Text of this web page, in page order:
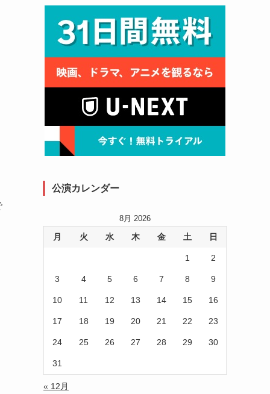
公演カレンダー
8月 2026
月 火 水 木 金 土 日
1 2
3 4 5 6 7 8 9
10 11 12 13 14 15 16
17 18 19 20 21 22 23
24 25 26 27 28 29 30
31
« 12月